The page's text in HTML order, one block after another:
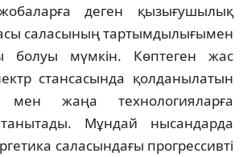
деген қызы­ғу­шы­лық
саласының тар­тым­дылығымен
болуы мүм­кін. Көптеген жас
стан­са­сында қолданылатын
мен жаңа технологияларға
Мұндай нысандарда
саласындағы прогрессивті